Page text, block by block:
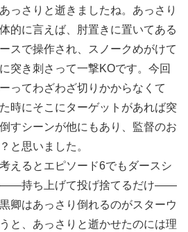
っさりと逝きましたね。あっさり
的に言えば、肘置きに置いてある
スで操作され、スノークめがけて
突き刺さって一撃KOです。今回
ってわざわざ切りかからなくて
時にそこにターゲットがあれば突
すシーンが他にもあり、監督のお
と思いました。
えるとエピソード6でもダースシ
――持ち上げて投げ捨てるだけ――
卿はあっさり倒れるのがスターウ
と、あっさりと逝かせたのには理